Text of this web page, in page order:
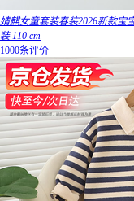
婧麒女童套装春装2026新款宝
装 110 cm
1000条评价